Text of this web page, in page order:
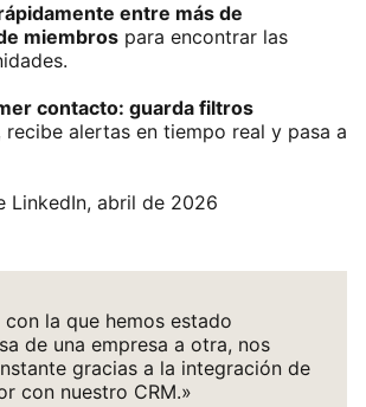
entre más de
miembros para encontrar las
contacto: guarda filtros
recibe alertas en tiempo real y pasa a
LinkedIn, abril de 2026
con la que hemos estado
de una empresa a otra, nos
gracias a la integración de
con nuestro CRM.»